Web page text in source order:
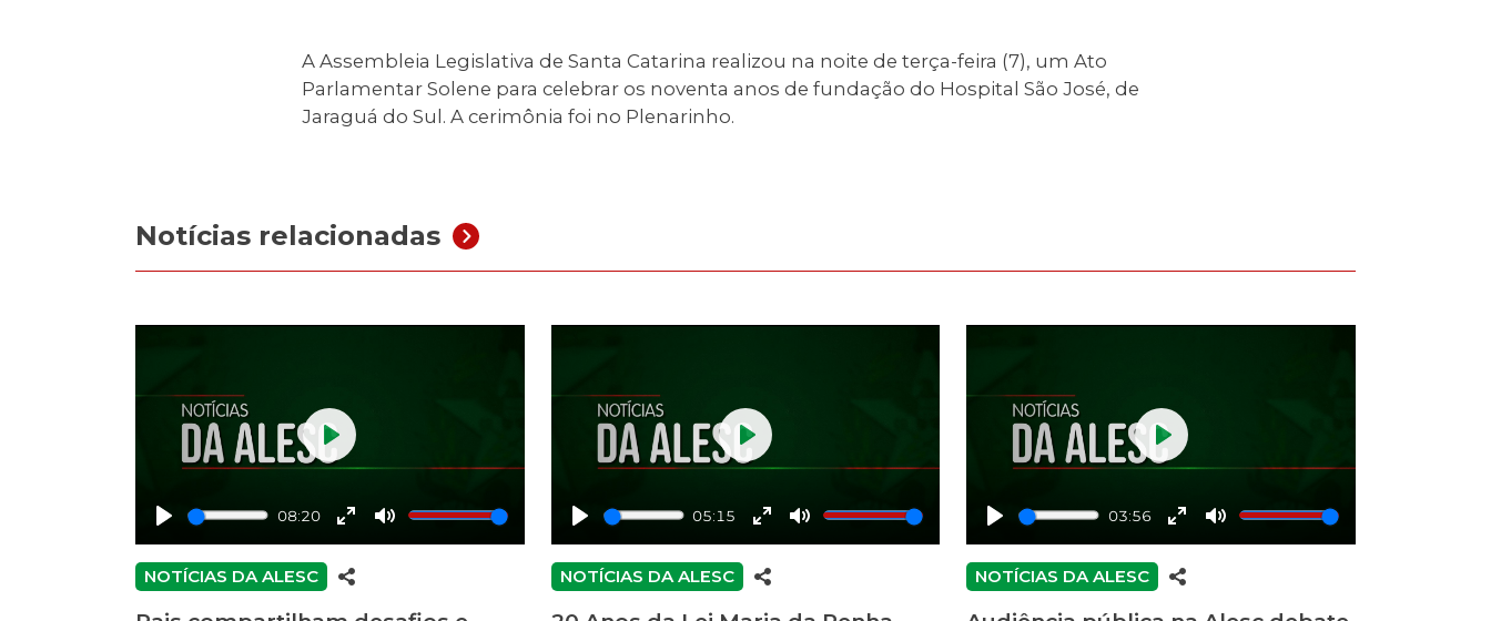
A Assembleia Legislativa de Santa Catarina realizou na noite de terça-feira (7), um Ato
Parlamentar Solene para celebrar os noventa anos de fundação do Hospital São José, de
Jaraguá do Sul. A cerimônia foi no Plenarinho.
Notícias relacionadas
Play
08:20
Enter
fullscreen
Mute
Play
NOTÍCIAS DA ALESC
Play
05:15
Enter
fullscreen
Mute
Play
NOTÍCIAS DA ALESC
Play
03:56
Enter
fullscreen
Mute
Play
NOTÍCIAS DA ALESC